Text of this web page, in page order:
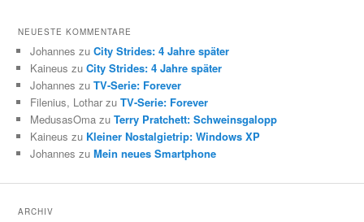
NEUESTE KOMMENTARE
Johannes zuCity Strides: 4 Jahre später
Kaineus zuCity Strides: 4 Jahre später
Johannes zuTV-Serie: Forever
Filenius, Lothar zuTV-Serie: Forever
MedusasOma zuTerry Pratchett: Schweinsgalopp
Kaineus zu Kleiner Nostalgietrip: Windows XP
Johannes zuMein neues Smartphone
ARCHIV